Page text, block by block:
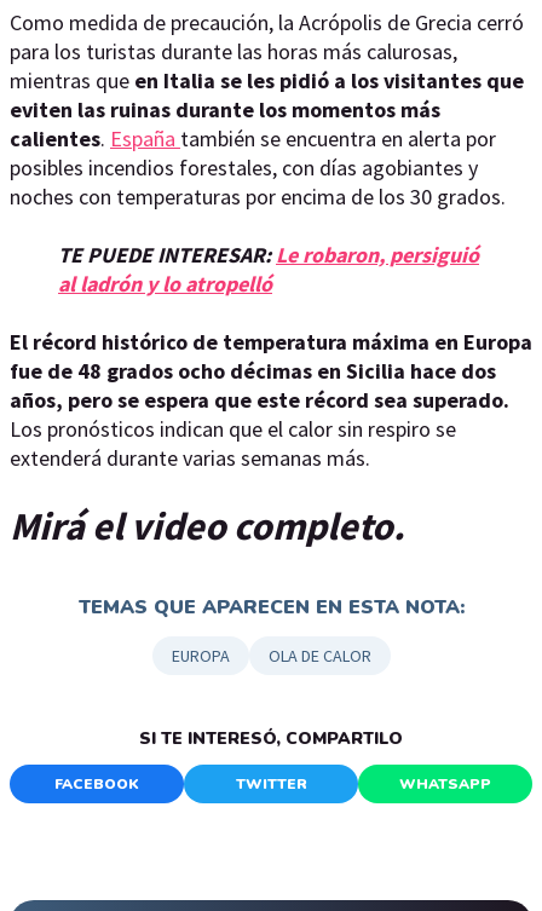
Como medida de precaución, la Acrópolis de Grecia cerró
para los turistas durante las horas más calurosas,
mientras que en Italia se les pidió a los visitantes que
eviten las ruinas durante los momentos más
calientes. España también se encuentra en alerta por
posibles incendios forestales, con días agobiantes y
noches con temperaturas por encima de los 30 grados.
TE PUEDE INTERESAR:Le robaron, persiguió
al ladrón y lo atropelló
El récord histórico de temperatura máxima en Europa
fue de 48 grados ocho décimas en Sicilia hace dos
años, pero se espera que este récord sea superado.
Los pronósticos indican que el calor sin respiro se
extenderá durante varias semanas más.
Mirá el video completo.
TEMAS QUE APARECEN EN ESTA NOTA:
EUROPA OLA DE CALOR
SI TE INTERESÓ, COMPARTILO
FACEBOOK TWITTER WHATSAPP